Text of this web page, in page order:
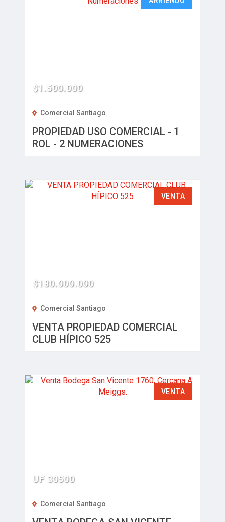
$1.500.000
Comercial Santiago
PROPIEDAD USO COMERCIAL - 1
ROL - 2 NUMERACIONES
VENTA
$180.000.000
Comercial Santiago
VENTA PROPIEDAD COMERCIAL
CLUB HÍPICO 525
VENTA
UF 30500
Comercial Santiago